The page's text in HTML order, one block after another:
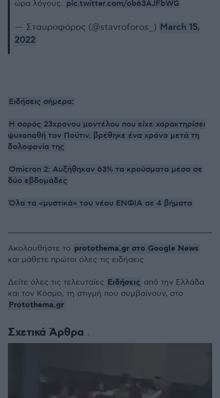
ώρα λόγους. pic.twitter.com/ob63AJFbWG
— Σταυροφόρος (@stavroforos_) March 15,
2022
Ειδήσεις σήμερα:
Η σορός 23χρονου μοντέλου που είχε χαρακτηρίσει
ψυχοπαθή τον Πούτιν, βρέθηκε ένα χρόνο μετά τη
δολοφονία της
Omicron 2: Αυξήθηκαν 63% τα κρούσματα μέσα σε
δύο εβδομάδες
Όλα τα «μυστικά» του νέου ΕΝΦΙΑ σε 4 βήματα
Σχετικά Άρθρα
Ακολουθήστε το protothema.gr στο Google News
και μάθετε πρώτοι όλες τις ειδήσεις
Δείτε όλες τις τελευταίες Ειδήσεις από την Ελλάδα
και τον Κόσμο, τη στιγμή που συμβαίνουν, στο
Protothema.gr